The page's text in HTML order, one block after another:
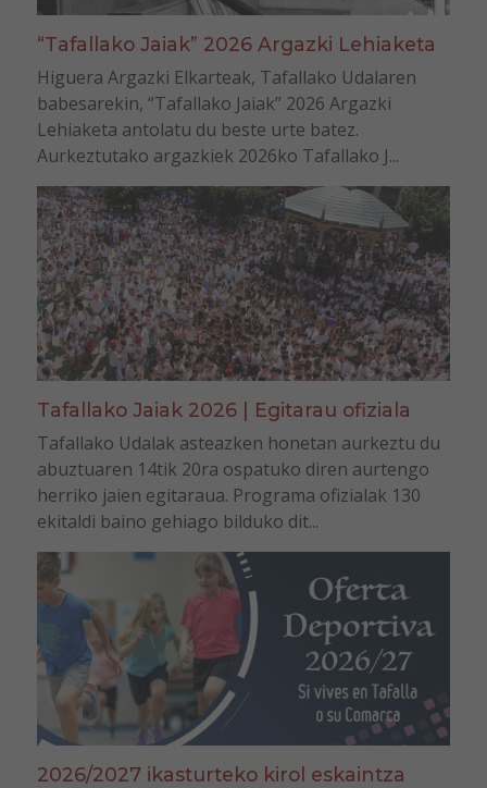
“Tafallako Jaiak” 2026 Argazki Lehiaketa
Higuera Argazki Elkarteak, Tafallako Udalaren
babesarekin, “Tafallako Jaiak” 2026 Argazki
Lehiaketa antolatu du beste urte batez.
Aurkeztutako argazkiek 2026ko Tafallako J...
Tafallako Jaiak 2026 | Egitarau ofiziala
Tafallako Udalak asteazken honetan aurkeztu du
abuztuaren 14tik 20ra ospatuko diren aurtengo
herriko jaien egitaraua. Programa ofizialak 130
ekitaldi baino gehiago bilduko dit...
2026/2027 ikasturteko kirol eskaintza